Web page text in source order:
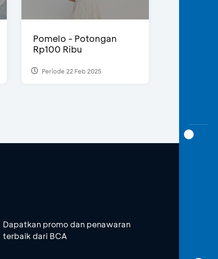
Pomelo - Potongan
Rp100 Ribu
Periode 22 Feb 2025
Dapatkan promo dan penawaran
terbaik dari BCA